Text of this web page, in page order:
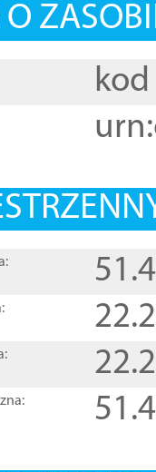
kod